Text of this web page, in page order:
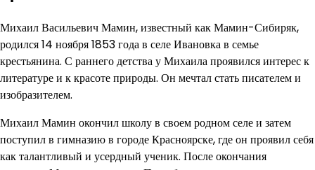
Михаил Васильевич Мамин, известный как Мамин-Сибиряк,
родился 14 ноября 1853 года в селе Ивановка в семье
крестьянина. С раннего детства у Михаила проявился интерес к
литературе и к красоте природы. Он мечтал стать писателем и
изобразителем.
Михаил Мамин окончил школу в своем родном селе и затем
поступил в гимназию в городе Красноярске, где он проявил себя
как талантливый и усердный ученик. После окончания